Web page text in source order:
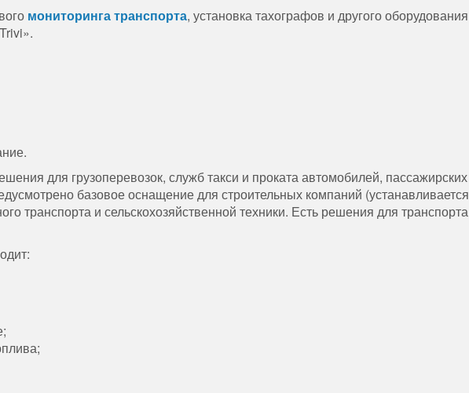
мониторинга транспорта, установка тахографов и другого оборудования
для грузоперевозок, служб такси и проката автомобилей, пассажирских
базовое оснащение для строительных компаний (устанавливается
транспорта и сельскохозяйственной техники. Есть решения для транспорта